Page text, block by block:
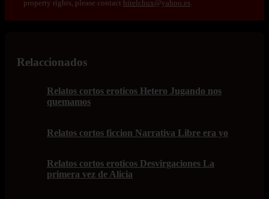
property rights, please contact bitelchux@yahoo.es
Relaccionados
Relatos cortos eroticos Hetero Jugando nos
quemamos
Relatos cortos ficcion Narrativa Libre era yo
Relatos cortos eroticos Desvirgaciones La
primera vez de Alicia